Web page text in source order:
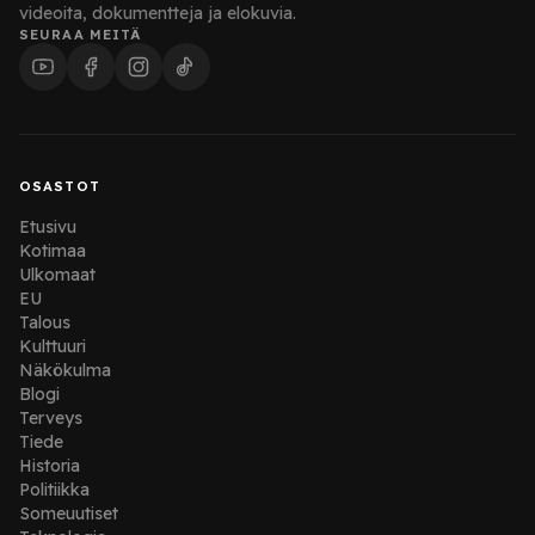
videoita, dokumentteja ja elokuvia.
SEURAA MEITÄ
OSASTOT
Etusivu
Kotimaa
Ulkomaat
EU
Talous
Kulttuuri
Näkökulma
Blogi
Terveys
Tiede
Historia
Politiikka
Someuutiset